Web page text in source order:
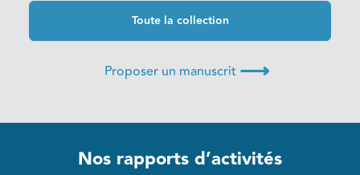
Toute la collection
Proposer un manuscrit ⟶
Nos rapports d’activités